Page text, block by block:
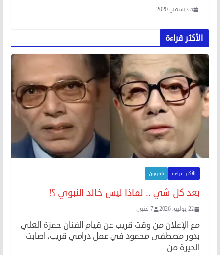
5 ديسمبر، 2020
الأكثر قراءة
الأكثر قراءة تلفزيون
بعد كل شي .. لماذا ليس خالد النبوي ؟!
22 يوليو، 2026 7 فنون
مع الإعلان من وقت قريب عن قيام الفنان حمزة العلي
بدور مصطفى محمود في عمل درامي قريب، اصابت
الحيرة من